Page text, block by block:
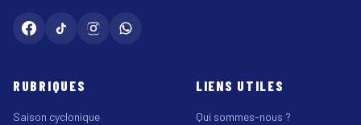
RUBRIQUES
Saison cyclonique
LIENS UTILES
Qui sommes-nous ?